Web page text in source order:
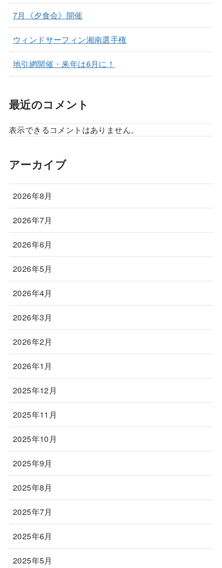
7月《夕食会》開催
ウィンドサーフィン湘南選手権
地引網開催・来年は6月に！
最近のコメント
表示できるコメントはありません。
アーカイブ
2026年8月
2026年7月
2026年6月
2026年5月
2026年4月
2026年3月
2026年2月
2026年1月
2025年12月
2025年11月
2025年10月
2025年9月
2025年8月
2025年7月
2025年6月
2025年5月